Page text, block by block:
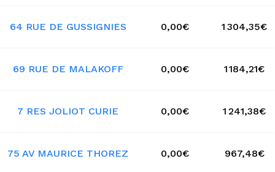
64 RUE DE GUSSIGNIES 0,00€ 1 304,35€
69 RUE DE MALAKOFF 0,00€ 1 184,21€
7 RES JOLIOT CURIE 0,00€ 1 241,38€
75 AV MAURICE THOREZ 0,00€ 967,48€